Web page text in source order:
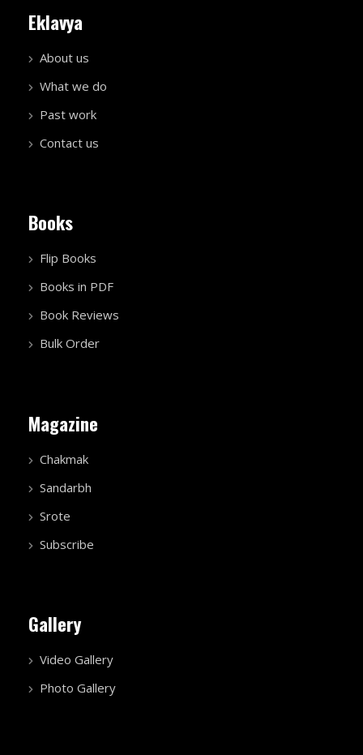
Eklavya
About us
What we do
Past work
Contact us
Books
Flip Books
Books in PDF
Book Reviews
Bulk Order
Magazine
Chakmak
Sandarbh
Srote
Subscribe
Gallery
Video Gallery
Photo Gallery